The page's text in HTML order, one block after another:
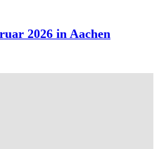
2026 in Aachen